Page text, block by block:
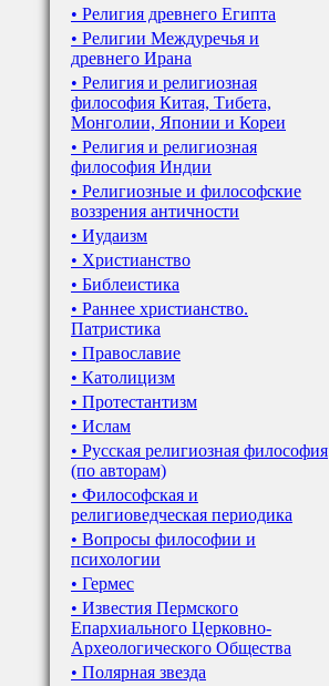
• Религия древнего Египта
• Религии Междуречья и
древнего Ирана
• Религия и религиозная
философия Китая, Тибета,
Монголии, Японии и Кореи
• Религия и религиозная
философия Индии
• Религиозные и философские
воззрения античности
• Иудаизм
• Христианство
• Библеистика
• Раннее христианство.
Патристика
• Православие
• Католицизм
• Протестантизм
• Ислам
• Русская религиозная философия
(по авторам)
• Философская и
религиоведческая периодика
• Вопросы философии и
психологии
• Гермес
• Известия Пермского
Епархиального Церковно-
Археологического Общества
• Полярная звезда